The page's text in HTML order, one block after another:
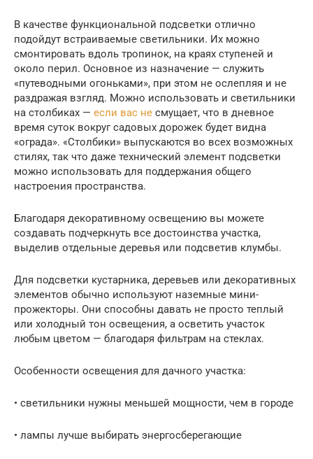
В качестве функциональной подсветки отлично
подойдут встраиваемые светильники. Их можно
смонтировать вдоль тропинок, на краях ступеней и
около перил. Основное из назначение — служить
«путеводными огоньками», при этом не ослепляя и не
раздражая взгляд. Можно использовать и светильники
на столбиках — если вас не смущает, что в дневное
время суток вокруг садовых дорожек будет видна
«ограда». «Столбики» выпускаются во всех возможных
стилях, так что даже технический элемент подсветки
можно использовать для поддержания общего
настроения пространства.
Благодаря декоративному освещению вы можете
создавать подчеркнуть все достоинства участка,
выделив отдельные деревья или подсветив клумбы.
Для подсветки кустарника, деревьев или декоративных
элементов обычно используют наземные мини-
прожекторы. Они способны давать не просто теплый
или холодный тон освещения, а осветить участок
любым цветом — благодаря фильтрам на стеклах.
Особенности освещения для дачного участка:
• светильники нужны меньшей мощности, чем в городе
• лампы лучше выбирать энергосберегающие